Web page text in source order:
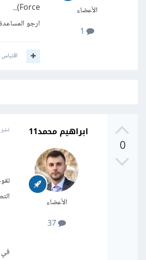
الأعضاء
Force)...
ارجو المساعدة
اقتباس
0
ابراهيم محمد11
الأعضاء
نشر
في